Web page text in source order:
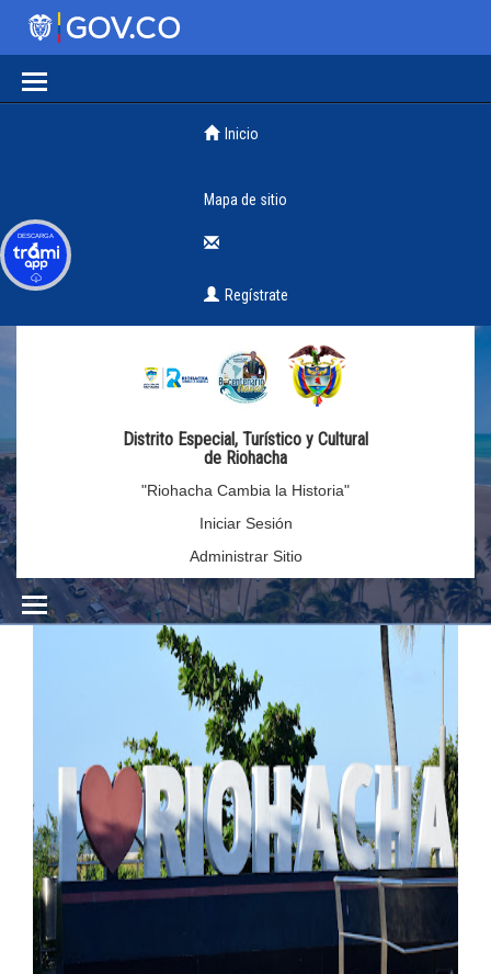
Inicio
Mapa de sitio
Regístrate
Distrito Especial, Turístico y Cultural
de Riohacha
"Riohacha Cambia la Historia"
Iniciar Sesión
Administrar Sitio
DESCARGA